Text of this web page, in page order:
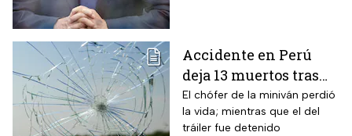
Accidente en Perú
deja 13 muertos tras
choque entre una
miniván y un tráiler
El chófer de la miniván perdió
la vida; mientras que el del
tráiler fue detenido